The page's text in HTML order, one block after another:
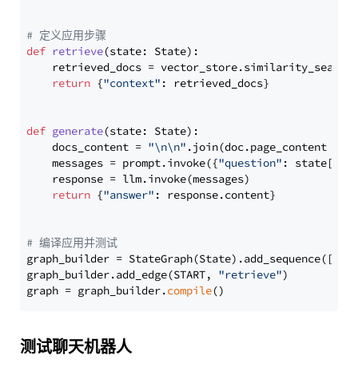
# 定义应用步骤
def retrieve(state: State):
retrieved_docs =
return {"context" : retrieved_docs}
def generate(state: State):
    docs_content =
"\n\n" .join(doc.page_content
    messages = prompt.invoke({
"question" : state[
    response = llm.invoke(messages)
return {"answer" : response.content}
# 编译应用并测试
graph_builder =
graph_builder.add_edge(START, "retrieve")
graph = graph_builder.compile
测试聊天机器人